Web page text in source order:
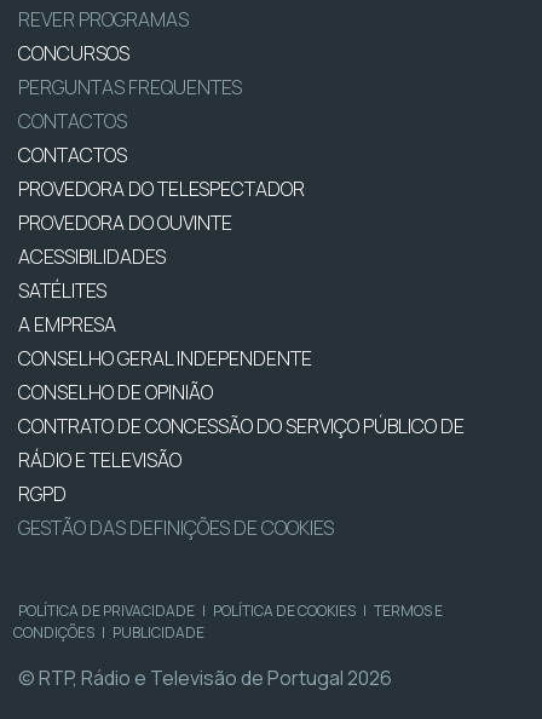
REVER PROGRAMAS
CONCURSOS
PERGUNTAS FREQUENTES
CONTACTOS
CONTACTOS
PROVEDORA DO TELESPECTADOR
PROVEDORA DO OUVINTE
ACESSIBILIDADES
SATÉLITES
A EMPRESA
CONSELHO GERAL INDEPENDENTE
CONSELHO DE OPINIÃO
CONTRATO DE CONCESSÃO DO SERVIÇO PÚBLICO DE
RÁDIO E TELEVISÃO
RGPD
GESTÃO DAS DEFINIÇÕES DE COOKIES
POLÍTICA DE PRIVACIDADE | POLÍTICA DE COOKIES | TERMOS E
CONDIÇÕES | PUBLICIDADE
© RTP, Rádio e Televisão de Portugal 2026